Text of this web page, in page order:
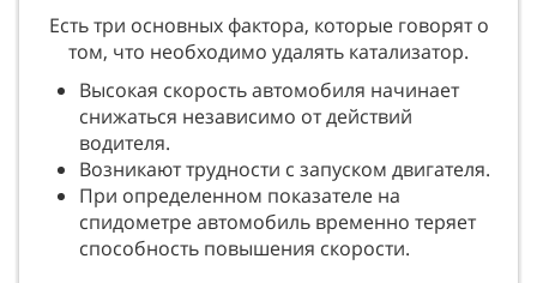
Есть три основных фактора, которые говорят о
том, что необходимо удалять катализатор.
Высокая скорость автомобиля начинает
снижаться независимо от действий
водителя.
Возникают трудности с запуском двигателя.
При определенном показателе на
спидометре автомобиль временно теряет
способность повышения скорости.